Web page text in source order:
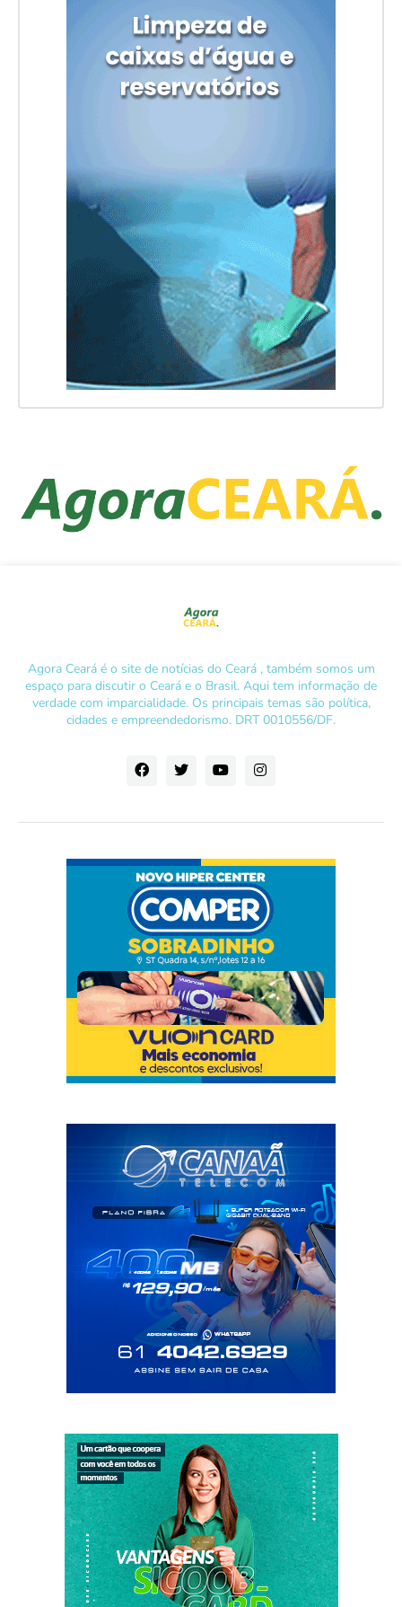
Agora Ceará é o site de notícias do Ceará , também somos um
espaço para discutir o Ceará e o Brasil. Aqui tem informação de
verdade com imparcialidade. Os principais temas são política,
cidades e empreendedorismo. DRT 0010556/DF.